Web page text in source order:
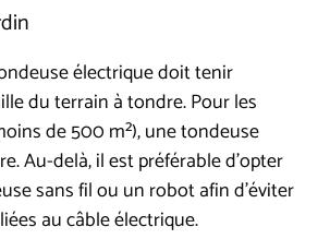
électrique doit tenir
du terrain à tondre. Pour les
de 500 m²), une tondeuse
Au-delà, il est préférable d’opter
sans fil ou un robot afin d’éviter
au câble électrique.